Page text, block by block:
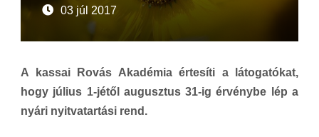
03 júl 2017
A kassai Rovás Akadémia értesíti a látogatókat,
hogy július 1-jétől augusztus 31-ig érvénybe lép a
nyári nyitvatartási rend.